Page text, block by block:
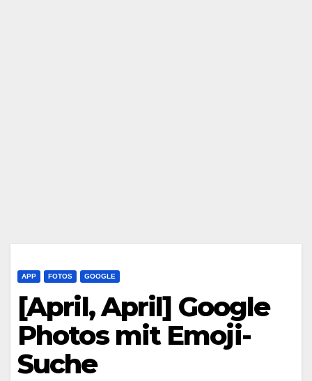
APP FOTOS GOOGLE
[April, April] Google
Photos mit Emoji-
Suche